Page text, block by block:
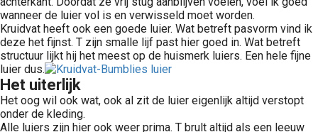
wanneer de luier vol is en verwisseld moet worden.
Kruidvat heeft ook een goede luier. Wat betreft pasvorm vind ik
deze het fijnst. T zijn smalle lijf past hier goed in. Wat betreft
structuur lijkt hij het meest op de huismerk luiers. Een hele fijne
luier dus.
Het uiterlijk
Het oog wil ook wat, ook al zit de luier eigenlijk altijd verstopt
onder de kleding.
Alle luiers zijn hier ook weer prima. T brult altijd als een leeuw